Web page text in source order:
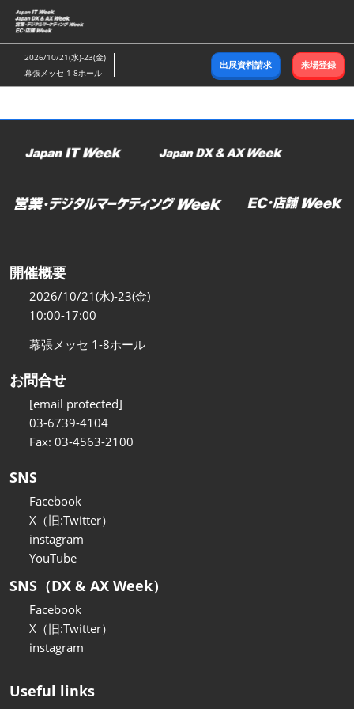
ス
キ
ッ
し
2026/10/21(水)-23(金)
幕張メッセ 1-8ホール
出展資料請求 来場登録
開催概要
2026/10/21(水)-23(金)
10:00-17:00
幕張メッセ 1-8ホール
お問合せ
[email protected]
03-6739-4104
Fax: 03-4563-2100
SNS
Facebook
X（旧:Twitter）
instagram
YouTube
SNS（DX & AX Week）
Facebook
X（旧:Twitter）
instagram
Useful links